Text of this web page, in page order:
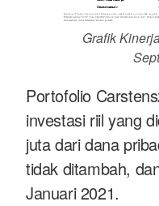
Grafik
Portofolio
investasi riil yang
juta dari dana
tidak ditambah,
Januari 2021.